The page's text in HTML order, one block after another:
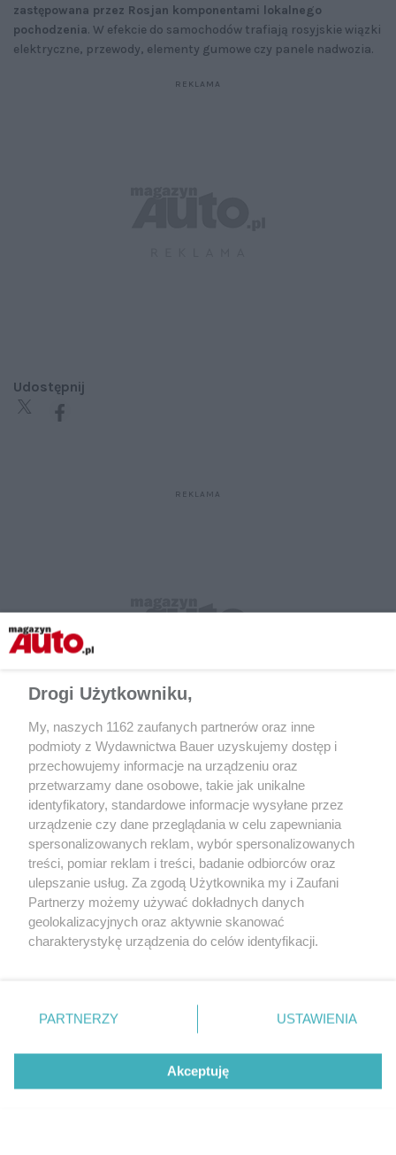
zastępowana przez Rosjan komponentami lokalnego
pochodzenia. W efekcie do samochodów trafiają rosyjskie wiązki
elektryczne, przewody, elementy gumowe czy panele nadwozia.
Udostępnij
CZYTAJ TAKŻE
NOWOŚCI
Poznaj najważniejsze nowości BMW
NOWOŚCI
Drogi Użytkowniku,
My, naszych 1162 zaufanych partnerów oraz inne
podmioty z Wydawnictwa Bauer uzyskujemy dostęp i
przechowujemy informacje na urządzeniu oraz
przetwarzamy dane osobowe, takie jak unikalne
identyfikatory, standardowe informacje wysyłane przez
urządzenie czy dane przeglądania w celu zapewniania
spersonalizowanych reklam, wybór spersonalizowanych
treści, pomiar reklam i treści, badanie odbiorców oraz
ulepszanie usług. Za zgodą Użytkownika my i Zaufani
Partnerzy możemy używać dokładnych danych
geolokalizacyjnych oraz aktywnie skanować
charakterystykę urządzenia do celów identyfikacji.
zmienić/wycofać klikając przycisk ustawień prywatności
znajdujący się w lewym dolnym rogu strony
rodzaje przetwarzania danych nie wymagają zgody
użytkownika, ale masz prawo sprzeciwić się takiemu
PARTNERZY USTAWIENIA
Akceptuję